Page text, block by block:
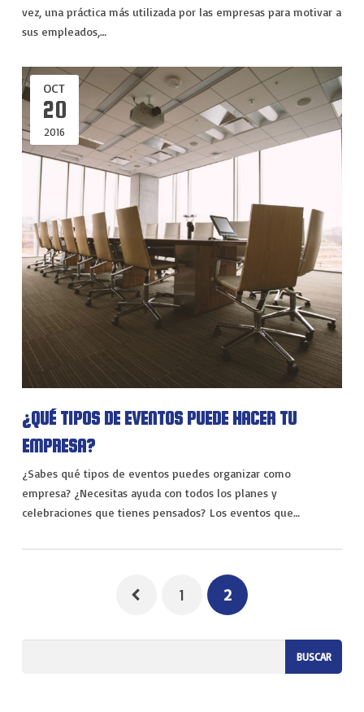
vez, una práctica más utilizada por las empresas para motivar a
sus empleados,…
¿QUÉ TIPOS DE EVENTOS PUEDE HACER TU
EMPRESA?
OCT
20
2016
¿Sabes qué tipos de eventos puedes organizar como
empresa? ¿Necesitas ayuda con todos los planes y
celebraciones que tienes pensados? Los eventos que…
1 2